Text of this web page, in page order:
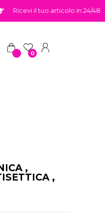
Ricevi il tuo articolo in 24/48h
0
,
,